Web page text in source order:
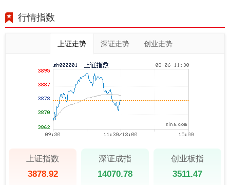
行情指数
上证走势 深证走势 创业走势
上证指数
3878.92
深证成指
14070.78
创业板指
3511.47